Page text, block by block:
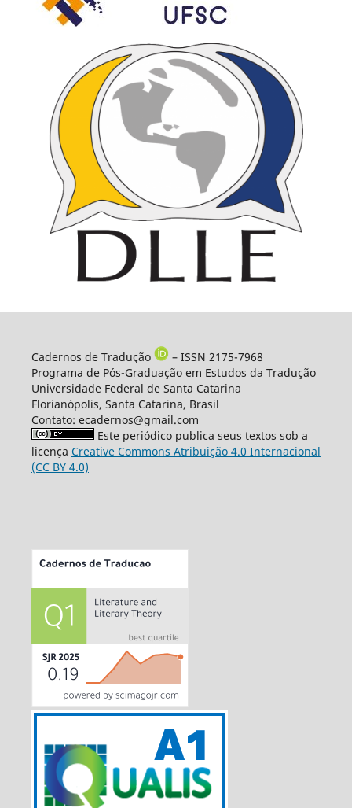
Cadernos de Tradução
– ISSN 2175-7968
Programa de Pós-Graduação em Estudos da Tradução
Universidade Federal de Santa Catarina
Florianópolis, Santa Catarina, Brasil
Contato: ecadernos@gmail.com
Este periódico publica seus textos sob a
licença Creative Commons Atribuição 4.0 Internacional
(CC BY 4.0)